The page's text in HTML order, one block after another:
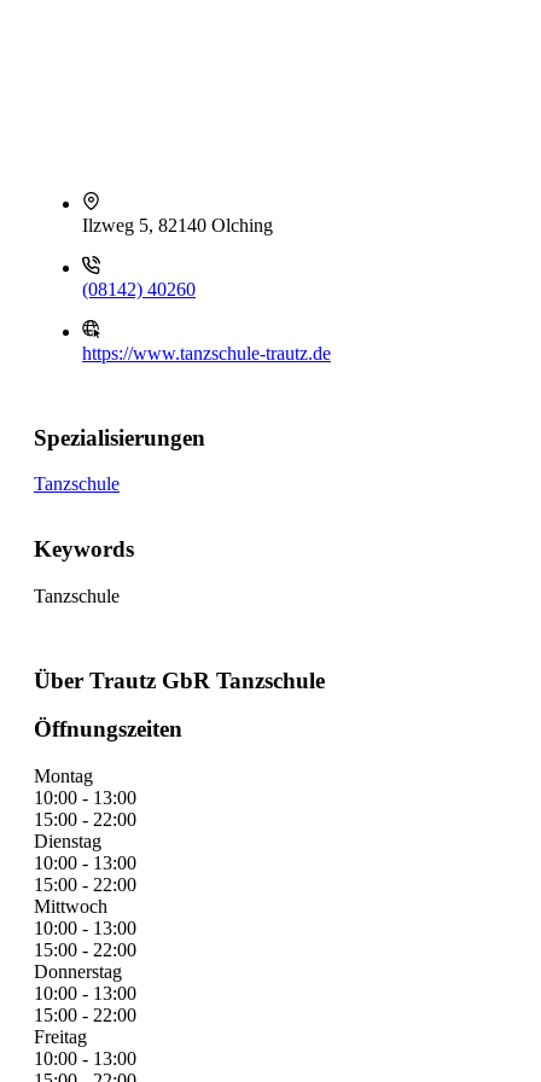
Ilzweg 5, 82140 Olching
(08142) 40260
https://www.tanzschule-trautz.de
Spezialisierungen
Tanzschule
Keywords
Tanzschule
Über Trautz GbR Tanzschule
Öffnungszeiten
Montag
10:00 - 13:00
15:00 - 22:00
Dienstag
10:00 - 13:00
15:00 - 22:00
Mittwoch
10:00 - 13:00
15:00 - 22:00
Donnerstag
10:00 - 13:00
15:00 - 22:00
Freitag
10:00 - 13:00